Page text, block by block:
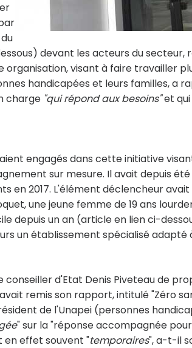
devant les acteurs du secteur,
organisation, visant à faire travailler
handicapées et leurs familles, a
charge "qui répond aux besoins"et qui
engagés dans cette initiative
sur mesure. Il avait depuis
en 2017. L'élément déclencheur
une jeune femme de 19 ans
depuis un an (article en lien ci-
un établissement spécialisé adapté
d'Etat Denis Piveteau de
remis son rapport, intitulé "Zéro
de l'Unapei (personnes
" sur la "réponse accompagnée
en effet souvent "temporaires", a-t-il